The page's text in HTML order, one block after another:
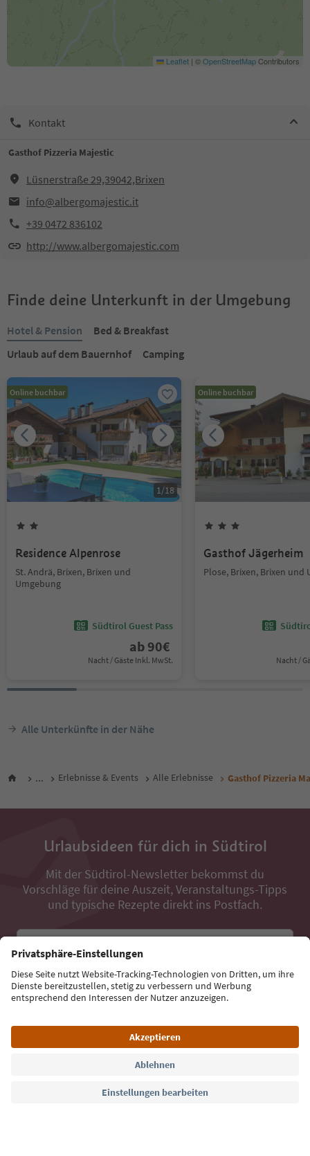
Leaflet | ©OpenStreetMapContributors
Kontakt
Gasthof Pizzeria Majestic
Lüsnerstraße 29,39042,Brixen
info@albergomajestic.it
+39 0472 836102
http://www.albergomajestic.com
Finde deine Unterkunft in der Umgebung
Hotel & Pension
Bed & Breakfast
Urlaub auf dem Bauernhof
Camping
Online buchbar
1/18
Residence Alpenrose
St. Andrä, Brixen, Brixen und
Umgebung
Südtirol Guest Pass
ab 90€
Nacht / Gäste Inkl. MwSt.
Online buchbar
Gasthof Jägerheim
Plose, Brixen, Brixen und
Nacht /
Alle Unterkünfte in der Nähe
... Erlebnisse & Events Alle Erlebnisse Gasthof Pizzeria
Urlaubsideen für dich in Südtirol
Mit der Südtirol-Newsletter bekommst du
Vorschläge für deine Auszeit, Veranstaltungs-Tipps
und typische Rezepte direkt ins Postfach.
Jetzt anmelden